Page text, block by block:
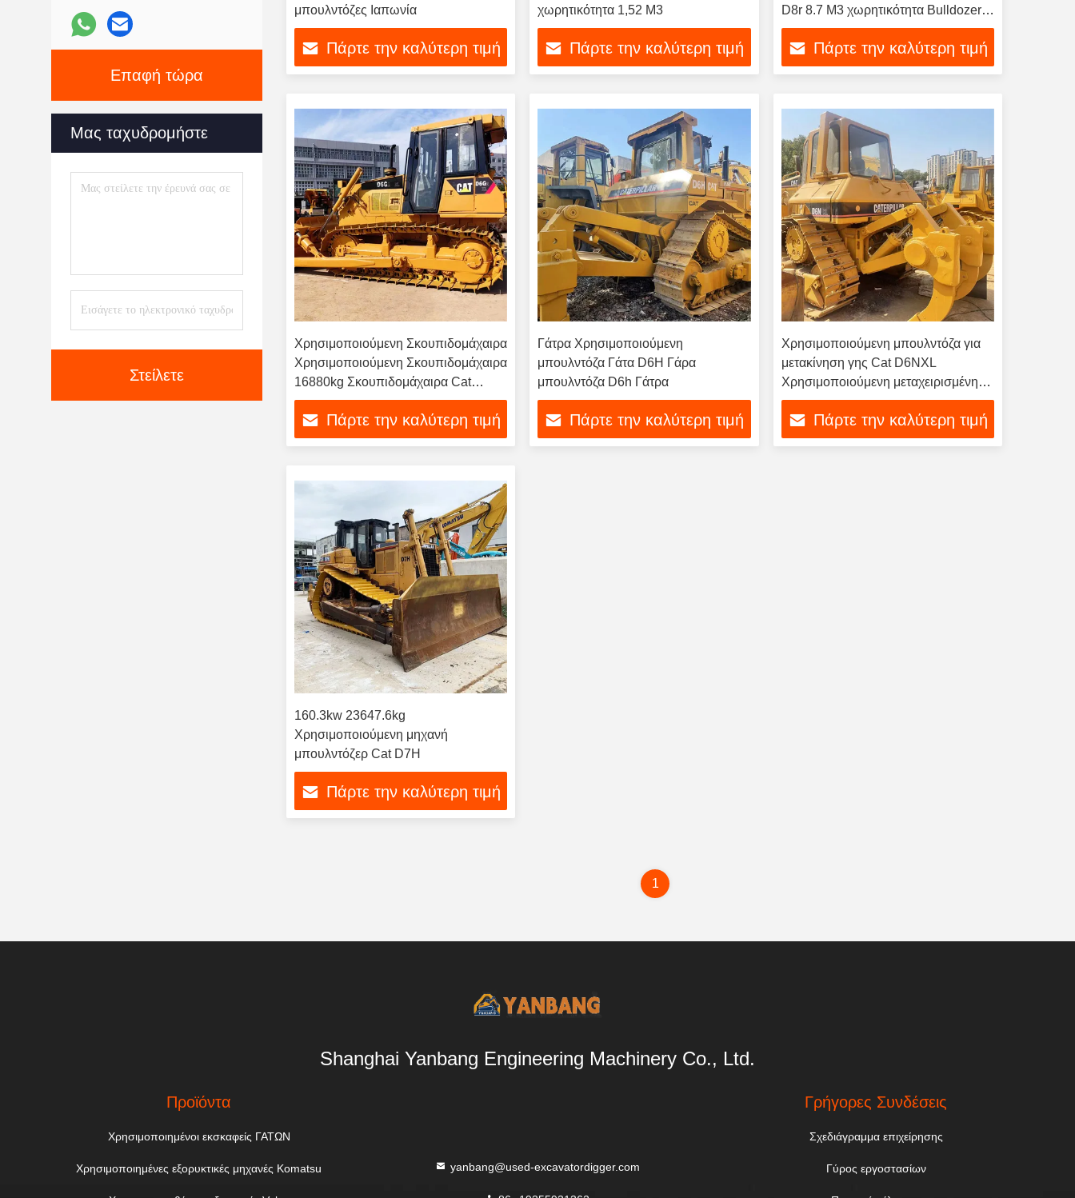
Επαφή τώρα
Μας ταχυδρομήστε
Στείλετε
μπουλντόζες Ιαπωνία
Πάρτε την καλύτερη τιμή
χωρητικότητα 1,52 M3
Πάρτε την καλύτερη τιμή
D8r 8.7 M3 χωρητικότητα Bulldozer
για το έργο
Πάρτε την καλύτερη τιμή
Χρησιμοποιούμενη Σκουπιδομάχαιρα
Χρησιμοποιούμενη Σκουπιδομάχαιρα
16880kg Σκουπιδομάχαιρα Cat
D6G2 Σκουπιδομάχαιρα
Πάρτε την καλύτερη τιμή
Γάτρα Χρησιμοποιούμενη
μπουλντόζα Γάτα D6H Γάρα
μπουλντόζα D6h Γάτρα
Πάρτε την καλύτερη τιμή
Χρησιμοποιούμενη μπουλντόζα για
μετακίνηση γης Cat D6NXL
Χρησιμοποιούμενη μεταχειρισμένη
Caterpillar D6NXL μπουλντόζα
Πάρτε την καλύτερη τιμή
160.3kw 23647.6kg
Χρησιμοποιούμενη μηχανή
μπουλντόζερ Cat D7H
Πάρτε την καλύτερη τιμή
1
Shanghai Yanbang Engineering Machinery Co., Ltd.
Προϊόντα
Χρησιμοποιημένοι εκσκαφείς ΓΑΤΩΝ
Χρησιμοποιημένες εξορυκτικές μηχανές Komatsu yanbang@used-excavatordigger.com
Γρήγορες Συνδέσεις
Σχεδιάγραμμα επιχείρησης
Γύρος εργοστασίων